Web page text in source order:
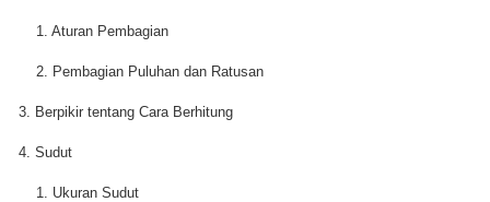
1. Aturan Pembagian
2. Pembagian Puluhan dan Ratusan
3. Berpikir tentang Cara Berhitung
4. Sudut
1. Ukuran Sudut